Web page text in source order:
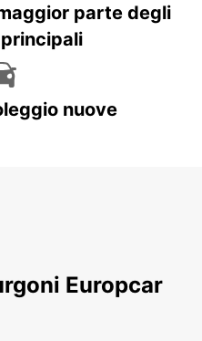
parte degli
nuove
Europcar